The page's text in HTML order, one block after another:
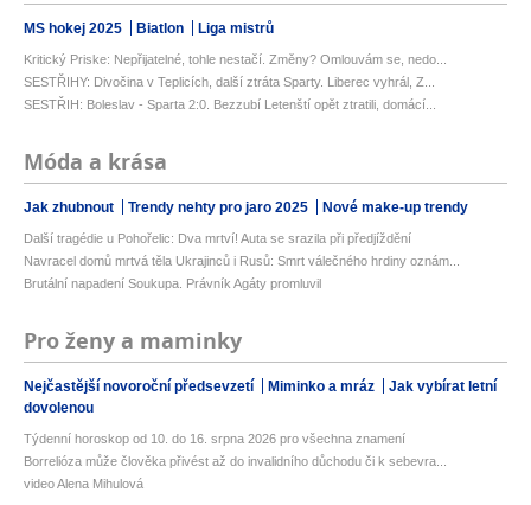
MS hokej 2025 Biatlon Liga mistrů
Kritický Priske: Nepřijatelné, tohle nestačí. Změny? Omlouvám se, nedo...
SESTŘIHY: Divočina v Teplicích, další ztráta Sparty. Liberec vyhrál, Z...
SESTŘIH: Boleslav - Sparta 2:0. Bezzubí Letenští opět ztratili, domácí...
Móda a krása
Jak zhubnout Trendy nehty pro jaro 2025 Nové make-up trendy
Další tragédie u Pohořelic: Dva mrtví! Auta se srazila při předjíždění
Navracel domů mrtvá těla Ukrajinců i Rusů: Smrt válečného hrdiny oznám...
Brutální napadení Soukupa. Právník Agáty promluvil
Pro ženy a maminky
Nejčastější novoroční předsevzetí Miminko a mráz
Jak vybírat letní
dovolenou
Týdenní horoskop od 10. do 16. srpna 2026 pro všechna znamení
Borrelióza může člověka přivést až do invalidního důchodu či k sebevra...
video Alena Mihulová